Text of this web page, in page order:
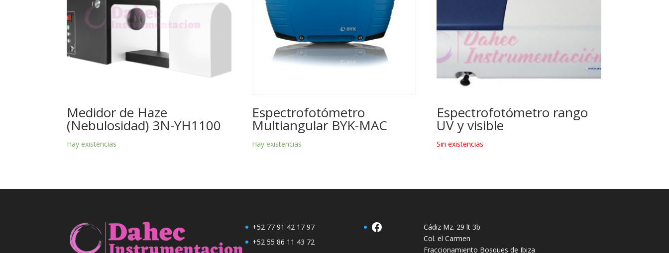
Medidor de Haze
(Nebulosidad) 3N-YH1100
Hay existencias
Espectrofotómetro
Multiangular BYK-MAC
Hay existencias
Espectrofotómetro rango
UV y visible
Sin existencias
+52 77 91 42 17 97
+52 55 86 11 43 72
Facebook
Cádiz Mz. 29 lt 3b
Col. el Carmen
Fraccionamiento Bosques de Ibiza